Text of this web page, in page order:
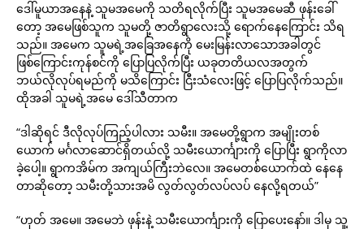
ဒေါ်မူယာအနေနဲ့ သူမအမေကို သတိရလိုက်ပြီး သူမအမေဆီ ဖုန်းခေါ်
တော့ အမေဖြစ်သူက သူမတို့ ဇာတိရွာလေးသို့ ရောက်နေကြောင်း သိရ
သည်။ အမေက သူမရဲ့အခြေအနေကို မေးမြန်းလာသောအခါတွင်
ဖြစ်ကြောင်းကုန်စင်ကို ပြောပြလိုက်ပြီး ယခုတတိယလအတွက်
ဘယ်လိုလုပ်ရမည်ကို မသိကြောင်း ငြီးသံလေးဖြင့် ပြောပြလိုက်သည်။
ထိုအခါ သူမရဲ့အမေ ဒေါ်သီတာက
“ဒါဆိုရင် ဒီလိုလုပ်ကြည့်ပါလား သမီး။ အမေတို့ရွာက အမျိုးတစ်
ယောက် မင်္ဂလာဆောင်ရှိတယ်လို့ သမီးယောင်္ကျားကို ပြောပြီး ရွာကိုလာ
ခဲ့ပေါ့။ ရွာကအိမ်က အကျယ်ကြီးဘဲလေ။ အမေတစ်ယောက်ထဲ နေနေ
တာဆိုတော့ သမီးတို့သားအမိ လွတ်လွတ်လပ်လပ် နေလို့ရတယ်”
“ဟုတ် အမေ။ အမေဘဲ ဖုန်းနဲ့ သမီးယောင်္ကျားကို ပြောပေးနော်။ ဒါမှ သူ့